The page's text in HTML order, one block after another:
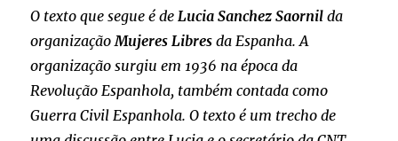
O texto que segue é de Lucia Sanchez Saornil da
organização Mujeres Libres da Espanha. A
organização surgiu em 1936 na época da
Revolução Espanhola, também contada como
Guerra Civil Espanhola. O texto é um trecho de